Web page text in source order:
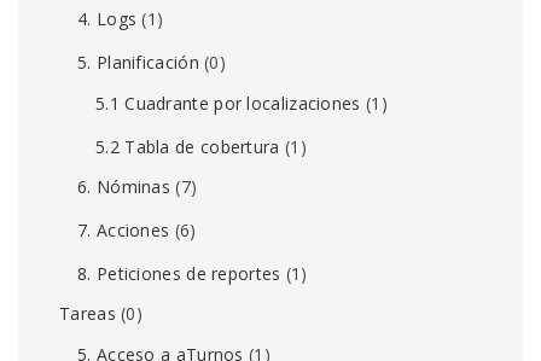
4. Logs (1)
5. Planificación (0)
5.1 Cuadrante por localizaciones (1)
5.2 Tabla de cobertura (1)
6. Nóminas (7)
7. Acciones (6)
8. Peticiones de reportes (1)
Tareas (0)
5. Acceso a aTurnos (1)